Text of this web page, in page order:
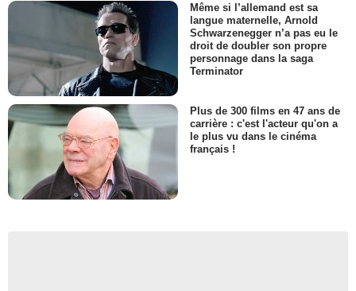
Même si l’allemand est sa
langue maternelle, Arnold
Schwarzenegger n’a pas eu le
droit de doubler son propre
personnage dans la saga
Terminator
Plus de 300 films en 47 ans de
carrière : c'est l'acteur qu'on a
le plus vu dans le cinéma
français !